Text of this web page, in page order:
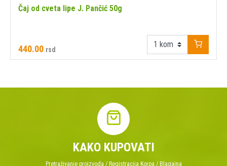
Čaj od cveta lipe J. Pančić 50g
440.00 rsd
KAKO KUPOVATI
Pretraživanje proizvoda / Registracija Korpa / Blagajna